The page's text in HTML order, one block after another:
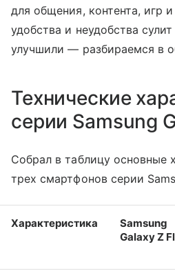
для общения, контента, игр
удобства и неудобства
улучшили — разбираемся в
Технические
серии Samsung
Собрал в таблицу основные
трех смартфонов серии
Характеристика
Samsung
Galaxy Z